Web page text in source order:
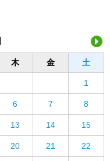
木 金 土
1
6 7 8
13 14 15
20 21 22